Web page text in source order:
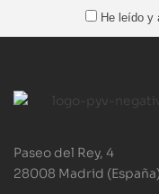
He leído y
Paseo del Rey, 4
28008 Madrid (España)